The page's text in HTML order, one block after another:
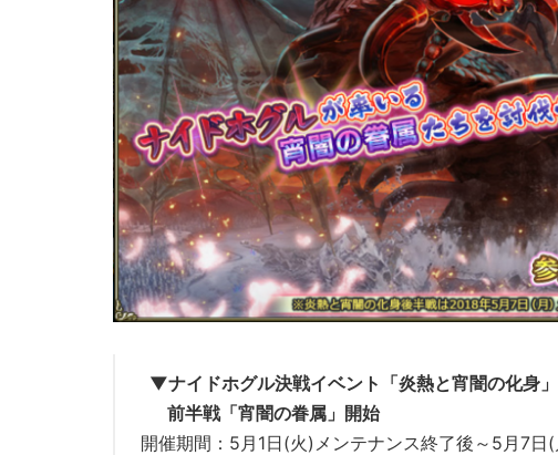
▼ナイドホグル決戦イベント「炎熱と宵闇の化身」
前半戦「宵闇の眷属」開始
開催期間：5月1日(火)メンテナンス終了後～5月7日